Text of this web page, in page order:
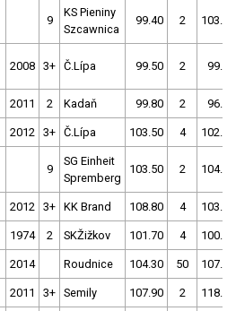
9
KS Pieniny
Szcawnica
99.40 2 103.40
2008 3+ Č.Lípa 99.50 2 99.80
2011 2 Kadaň 99.80 2 96.90
2012 3+ Č.Lípa 103.50 4 102.70
9
SG Einheit
Spremberg
103.50 2 104.60
2012 3+ KK Brand 108.80 4 103.50
1974 2 SKŽižkov 101.70 4 100.40
2014 Roudnice 104.30 50 107.40
2011 3+ Semily 107.90 2 118.30